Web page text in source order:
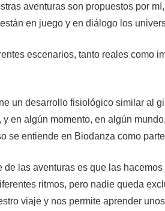
aventuras son propuestos por
en juego y en diálogo los
escenarios, tanto reales como
un desarrollo fisiológico similar al
en algún momento, en algún
se entiende en Biodanza como
de las aventuras es que las
ritmos, pero nadie queda
viaje y nos permite aprender